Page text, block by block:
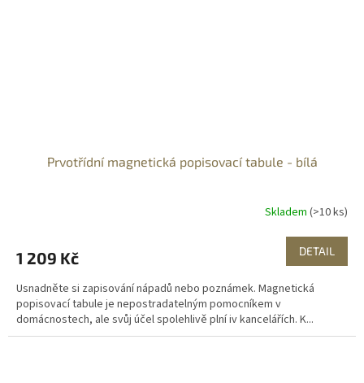
Prvotřídní magnetická popisovací tabule - bílá
Skladem (>10 ks)
1 209 Kč DETAIL
Usnadněte si zapisování nápadů nebo poznámek. Magnetická
popisovací tabule je nepostradatelným pomocníkem v
domácnostech, ale svůj účel spolehlivě plní iv kancelářích. K...